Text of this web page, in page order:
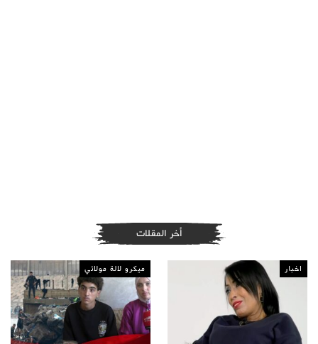
أخر المقلات
اخبار ميكرو لالة مولاتي